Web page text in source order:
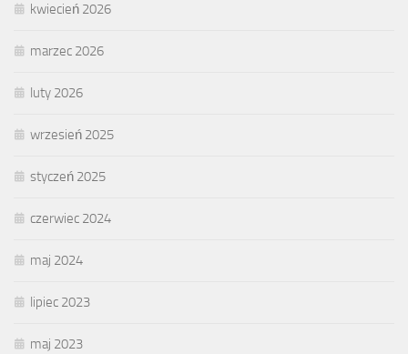
kwiecień 2026
marzec 2026
luty 2026
wrzesień 2025
styczeń 2025
czerwiec 2024
maj 2024
lipiec 2023
maj 2023